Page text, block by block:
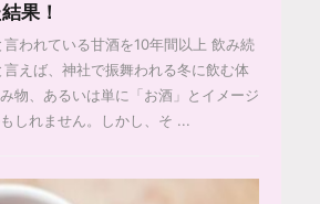
果！
われている甘酒を10年間以上 飲み続
えば、神社で振舞われる冬に飲む体
物、あるいは単に「お酒」とイメージ
しれません。しかし、そ ...